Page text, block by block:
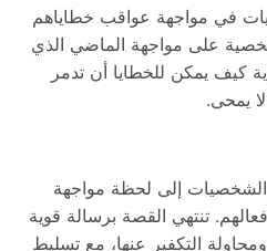
في مواجهة عواقب خطاياهم
على مواجهة الماضي الذي
كيف يمكن للخطايا أن تدمر
يمحى.
الشخصيات إلى لحظة مواجهة
تنتهي القصة برسالة قوية
التكفير عنها، مع تسليط